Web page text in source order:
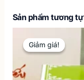
Sản phẩm tương tự
Giảm giá!
Giảm giá!